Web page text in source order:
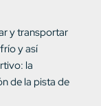
y transportar
y así
la
de la pista de